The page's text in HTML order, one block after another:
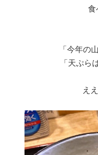
食
「今年の
「天ぷら
え